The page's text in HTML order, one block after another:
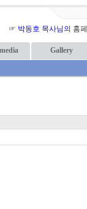
☞ 박동호 목사님의 홈
Gallery